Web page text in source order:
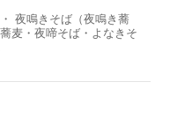
夜鳴きそば（夜鳴き蕎
麦・夜啼そば・よなきそ